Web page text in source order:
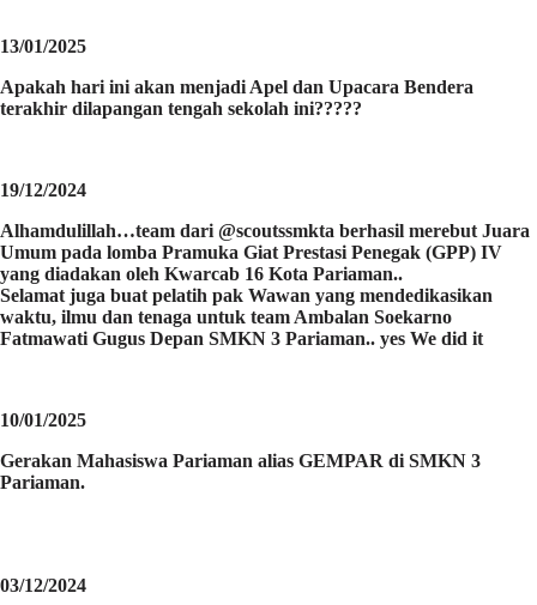
13/01/2025
Apakah hari ini akan menjadi Apel dan Upacara Bendera
terakhir dilapangan tengah sekolah ini?????
19/12/2024
Alhamdulillah…team dari @scoutssmkta berhasil merebut Juara
Umum pada lomba Pramuka Giat Prestasi Penegak (GPP) IV
yang diadakan oleh Kwarcab 16 Kota Pariaman..
Selamat juga buat pelatih pak Wawan yang mendedikasikan
waktu, ilmu dan tenaga untuk team Ambalan Soekarno
Fatmawati Gugus Depan SMKN 3 Pariaman.. yes We did it
10/01/2025
Gerakan Mahasiswa Pariaman alias GEMPAR di SMKN 3
Pariaman.
03/12/2024